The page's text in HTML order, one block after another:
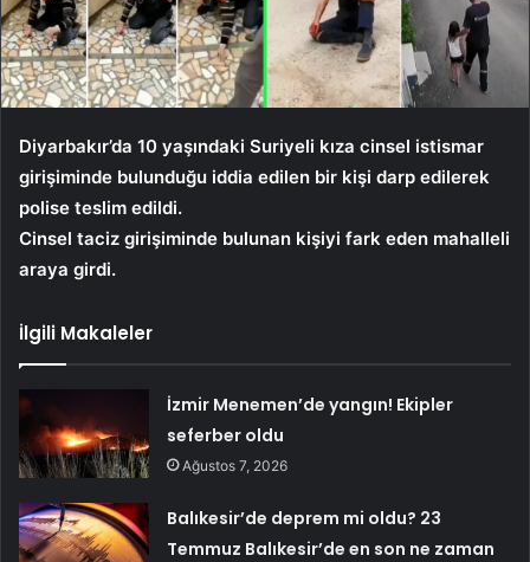
Diyarbakır’da 10 yaşındaki Suriyeli kıza cinsel istismar
girişiminde bulunduğu iddia edilen bir kişi darp edilerek
polise teslim edildi.
Cinsel taciz girişiminde bulunan kişiyi fark eden mahalleli
araya girdi.
İlgili Makaleler
İzmir Menemen’de yangın! Ekipler
seferber oldu
Ağustos 7, 2026
Balıkesir’de deprem mi oldu? 23
Temmuz Balıkesir’de en son ne zaman